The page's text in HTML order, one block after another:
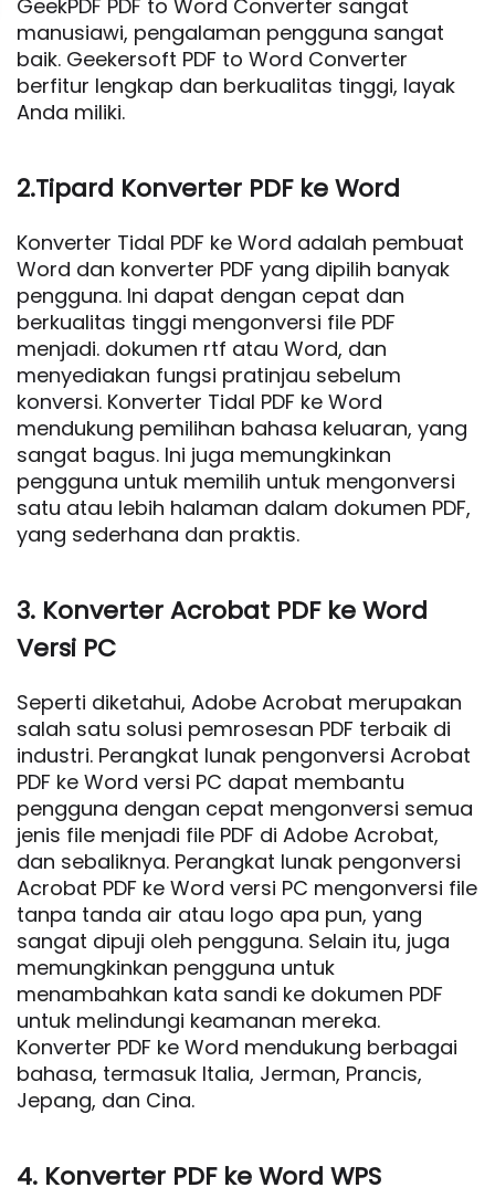
GeekPDF PDF to Word Converter sangat
manusiawi, pengalaman pengguna sangat
baik. Geekersoft PDF to Word Converter
berfitur lengkap dan berkualitas tinggi, layak
Anda miliki.
2.Tipard Konverter PDF ke Word
Konverter Tidal PDF ke Word adalah pembuat
Word dan konverter PDF yang dipilih banyak
pengguna. Ini dapat dengan cepat dan
berkualitas tinggi mengonversi file PDF
menjadi. dokumen rtf atau Word, dan
menyediakan fungsi pratinjau sebelum
konversi. Konverter Tidal PDF ke Word
mendukung pemilihan bahasa keluaran, yang
sangat bagus. Ini juga memungkinkan
pengguna untuk memilih untuk mengonversi
satu atau lebih halaman dalam dokumen PDF,
yang sederhana dan praktis.
3. Konverter Acrobat PDF ke Word
Versi PC
Seperti diketahui, Adobe Acrobat merupakan
salah satu solusi pemrosesan PDF terbaik di
industri. Perangkat lunak pengonversi Acrobat
PDF ke Word versi PC dapat membantu
pengguna dengan cepat mengonversi semua
jenis file menjadi file PDF di Adobe Acrobat,
dan sebaliknya. Perangkat lunak pengonversi
Acrobat PDF ke Word versi PC mengonversi file
tanpa tanda air atau logo apa pun, yang
sangat dipuji oleh pengguna. Selain itu, juga
memungkinkan pengguna untuk
menambahkan kata sandi ke dokumen PDF
untuk melindungi keamanan mereka.
Konverter PDF ke Word mendukung berbagai
bahasa, termasuk Italia, Jerman, Prancis,
Jepang, dan Cina.
4. Konverter PDF ke Word WPS